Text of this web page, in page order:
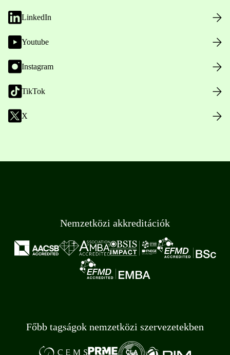
LinkedIn
Youtube
Instagram
TikTok
X
Nemzetközi akkreditációk
Főbb tagságok nemzetközi szervezetekben